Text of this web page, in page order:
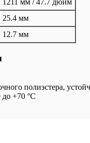
1211 мм / 47.7 дюйм
25.4 мм
12.7 мм
полиэстера,
до +70 °C